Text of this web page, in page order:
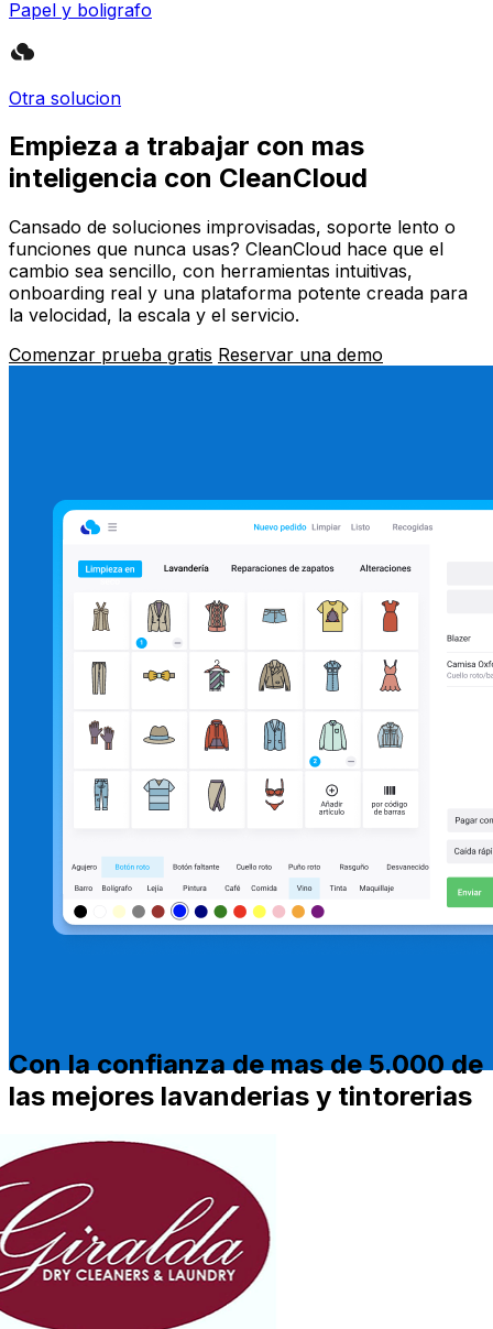
Papel y boligrafo
Otra solucion
Empieza a trabajar con mas
inteligencia con CleanCloud
Cansado de soluciones improvisadas, soporte lento o
funciones que nunca usas? CleanCloud hace que el
cambio sea sencillo, con herramientas intuitivas,
onboarding real y una plataforma potente creada para
la velocidad, la escala y el servicio.
Comenzar prueba gratis Reservar una demo
Con la confianza de mas de 5.000 de
las mejores lavanderias y tintorerias